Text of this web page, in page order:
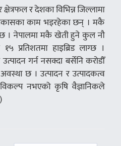
र देशका विभिन्न जिल्लामा
काम भइरहेका छन् । मकै
। नेपालमा मकै खेती हुने कुल नौ
प्रतिशतमा हाइब्रिड लाग्छ ।
गर्न नसक्दा बर्सेनि करोडौँ
छ । उत्पादन र उत्पादकत्व
विकल्प नभएको कृषि वैज्ञानिकले